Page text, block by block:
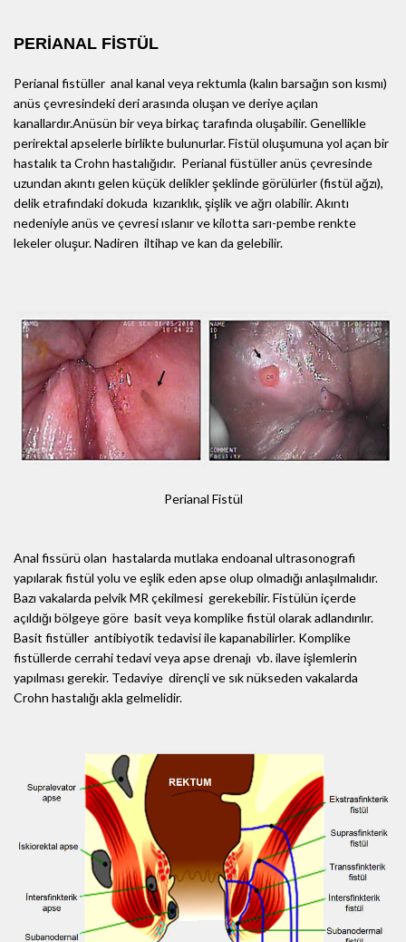
PERİANAL FİSTÜL
Perianal fistüller anal kanal veya rektumla (kalın barsağın son kısmı)
anüs çevresindeki deri arasında oluşan ve deriye açılan
kanallardır.Anüsün bir veya birkaç tarafında oluşabilir. Genellikle
perirektal apselerle birlikte bulunurlar. Fistül oluşumuna yol açan bir
hastalık ta Crohn hastalığıdır. Perianal füstüller anüs çevresinde
uzundan akıntı gelen küçük delikler şeklinde görülürler (fistül ağzı),
delik etrafındaki dokuda kızarıklık, şişlik ve ağrı olabilir. Akıntı
nedeniyle anüs ve çevresi ıslanır ve kilotta sarı-pembe renkte
lekeler oluşur. Nadiren iltihap ve kan da gelebilir.
Perianal Fistül
Anal fissürü olan hastalarda mutlaka endoanal ultrasonografi
yapılarak fistül yolu ve eşlik eden apse olup olmadığı anlaşılmalıdır.
Bazı vakalarda pelvik MR çekilmesi gerekebilir. Fistülün içerde
açıldığı bölgeye göre basit veya komplike fistül olarak adlandırılır.
Basit fistüller antibiyotik tedavisi ile kapanabilirler. Komplike
fistüllerde cerrahi tedavi veya apse drenajı vb. ilave işlemlerin
yapılması gerekir. Tedaviye dirençli ve sık nükseden vakalarda
Crohn hastalığı akla gelmelidir.